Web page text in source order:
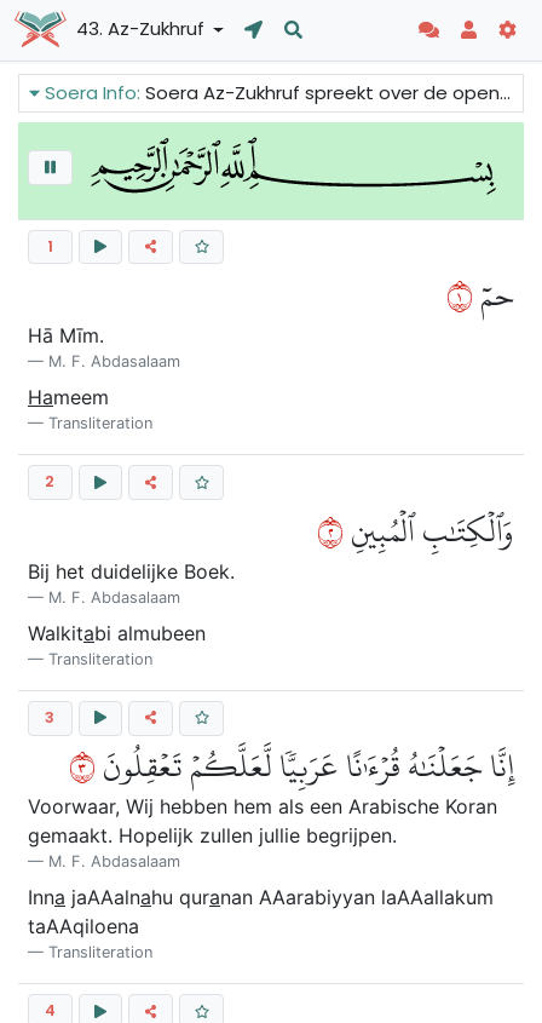
43. Az-Zukhruf
Soera Info:Soera Az-Zukhruf spreekt over de openbaring die aan de mensen in het Arabisch wordt gegeven, zodat ze het kunnen begrijpen. De openbaring is een genade van Allah. We kunnen ook lezen over de reactie van de farao op de profeet Mozes en de straf van Allah tegen de farao en zijn volk.
1
حمٓ١
Hā Mīm.
M. F. Abdasalaam
Hameem
Transliteration
2
وَٱلۡكِتَٰبِ ٱلۡمُبِينِ٢
Bij het duidelijke Boek.
M. F. Abdasalaam
Walkitabi almubeen
Transliteration
3
إِنَّا جَعَلۡنَٰهُ قُرۡءَٰنًا عَرَبِيّٗا لَّعَلَّكُمۡ تَعۡقِلُونَ٣
Voorwaar, Wij hebben hem als een Arabische Koran
gemaakt. Hopelijk zullen jullie begrijpen.
M. F. Abdasalaam
Inna jaAAalnahu quranan AAarabiyyan laAAallakum
taAAqiloena
Transliteration
4